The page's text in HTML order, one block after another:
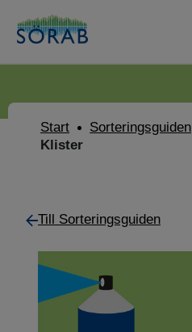
Start Sorteringsguiden
Klister
Till Sorteringsguiden